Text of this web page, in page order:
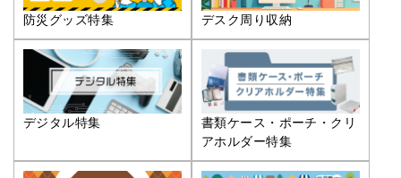
防災グッズ特集 デスク周り収納
デジタル特集
書類ケース・ポーチ・クリ
アホルダー特集